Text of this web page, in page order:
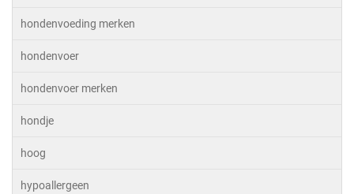
hondenvoeding merken
hondenvoer
hondenvoer merken
hondje
hoog
hypoallergeen